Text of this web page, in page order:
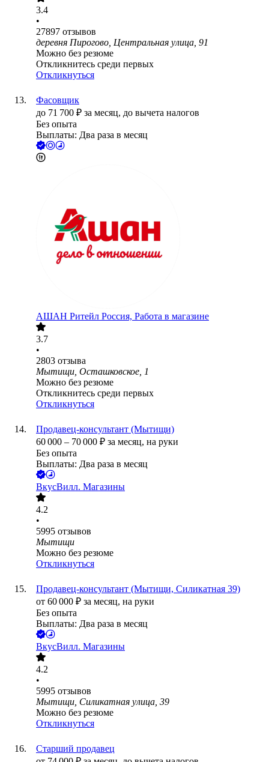
3.4
•
27897 отзывов
деревня Пирогово, Центральная улица, 91
Можно без резюме
Откликнитесь среди первых
Откликнуться
Фасовщик
до 71 700 ₽ за месяц, до вычета налогов
Без опыта
Выплаты: Два раза в месяц
АШАН Ритейл Россия, Работа в магазине
3.7
•
2803 отзыва
Мытищи, Осташковское, 1
Можно без резюме
Откликнитесь среди первых
Откликнуться
Продавец-консультант (Мытищи)
60 000 – 70 000 ₽ за месяц, на руки
Без опыта
Выплаты: Два раза в месяц
ВкусВилл. Магазины
4.2
•
5995 отзывов
Мытищи
Можно без резюме
Откликнуться
Продавец-консультант (Мытищи, Силикатная 39)
от 60 000 ₽ за месяц, на руки
Без опыта
Выплаты: Два раза в месяц
ВкусВилл. Магазины
4.2
•
5995 отзывов
Мытищи, Силикатная улица, 39
Можно без резюме
Откликнуться
Старший продавец